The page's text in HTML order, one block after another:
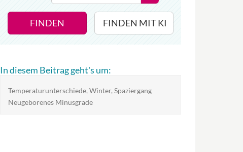
FINDEN FINDEN MIT KI
In diesem Beitrag geht's um:
Temperaturunterschiede, Winter, Spaziergang
Neugeborenes Minusgrade